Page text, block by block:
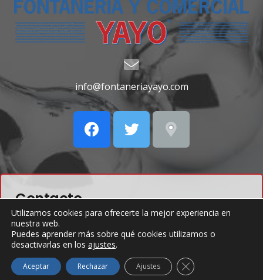
info@fontaneriayayo.com
Contacto
Carr. de San Bartolomé, 310, 35500 Arrecife,
Lanzarote
Utilizamos cookies para ofrecerte la mejor experiencia en
nuestra web.
Puedes aprender más sobre qué cookies utilizamos o
desactivarlas en los ajustes.
Aceptar Rechazar Ajustes Cerrar el banner de